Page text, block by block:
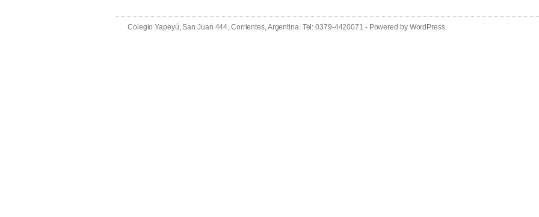
Colegio Yapeyú, San Juan 444, Corrientes, Argentina. Tel: 0379-4420071 - Powered by WordPress.